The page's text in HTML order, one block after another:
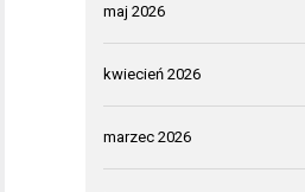
maj 2026
kwiecień 2026
marzec 2026